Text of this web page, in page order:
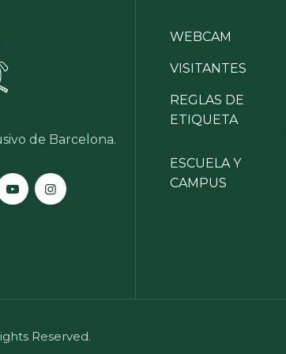
de Barcelona.
WEBCAM
VISITANTES
REGLAS DE
ETIQUETA
ESCUELA Y
CAMPUS
Reserved.